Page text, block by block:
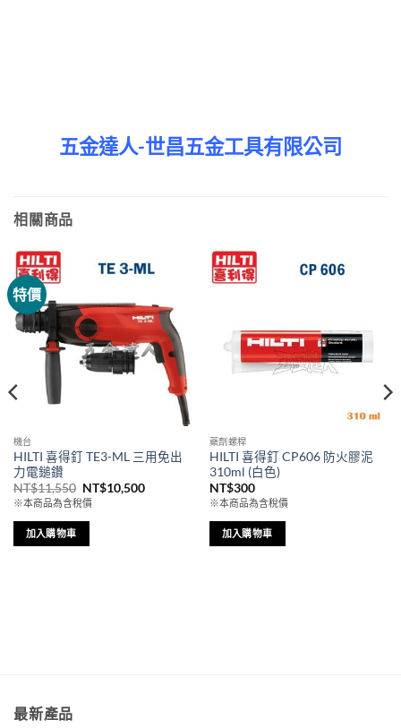
五金達人-世昌五金工具有限公司
相關商品
特價
機台
HILTI 喜得釘 TE3-ML 三用免出
力電鎚鑽
NT$11,550 原
始
價
格：
NT$10,500目
※本商品為含稅價
加入購物車
藥劑螺桿
HILTI 喜得釘 CP606 防火膠泥
310ml (白色)
NT$300
※本商品為含稅價
加入購物車
最新產品